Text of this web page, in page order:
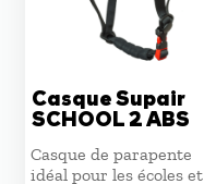
Casque Supair
SCHOOL 2 ABS
Casque de parapente
idéal pour les écoles et